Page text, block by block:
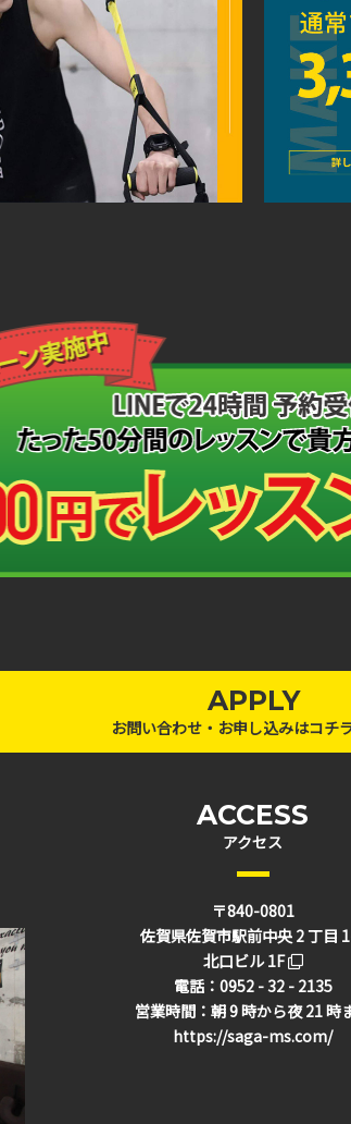
APPLY
お問い合わせ・お申し込みはコチ
ACCESS
アクセス
〒840-0801
佐賀県佐賀市駅前中央 2 丁目
北口ビル 1F
電話：0952 - 32 - 2135
営業時間：朝 9 時から夜 21 時
https://saga-ms.com/